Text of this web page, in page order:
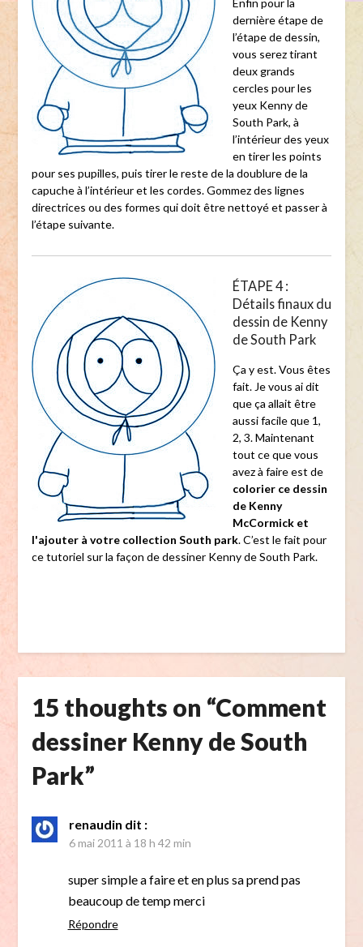
Enfin pour la
dernière étape de
l’étape de dessin,
vous serez tirant
deux grands
cercles pour les
yeux Kenny de
South Park, à
l’intérieur des yeux
en tirer les points
pour ses pupilles, puis tirer le reste de la doublure de la
capuche à l’intérieur et les cordes. Gommez des lignes
directrices ou des formes qui doit être nettoyé et passer à
l’étape suivante.
ÉTAPE 4 :
Détails finaux du
dessin de Kenny
de South Park
Ça y est. Vous êtes
fait. Je vous ai dit
que ça allait être
aussi facile que 1,
2, 3. Maintenant
tout ce que vous
avez à faire est de
colorier ce dessin
de Kenny
McCormick et
l'ajouter à votre collection South park. C’est le fait pour
ce tutoriel sur la façon de dessiner Kenny de South Park.
15 thoughts on “Comment
dessiner Kenny de South
Park”
renaudin dit :
6 mai 2011 à 18 h 42 min
super simple a faire et en plus sa prend pas
beaucoup de temp merci
Répondre